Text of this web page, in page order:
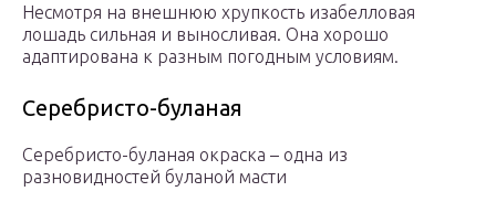
Несмотря на внешнюю хрупкость изабелловая
лошадь сильная и выносливая. Она хорошо
адаптирована к разным погодным условиям.
Серебристо-буланая
Серебристо-буланая окраска – одна из
разновидностей буланой масти